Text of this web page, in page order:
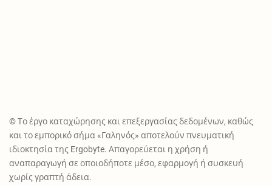
© Το έργο καταχώρησης και επεξεργασίας δεδομένων, καθώς
και το εμπορικό σήμα «Γαληνός» αποτελούν πνευματική
ιδιοκτησία της Ergobyte. Απαγορεύεται η χρήση ή
αναπαραγωγή σε οποιοδήποτε μέσο, εφαρμογή ή συσκευή
χωρίς γραπτή άδεια.